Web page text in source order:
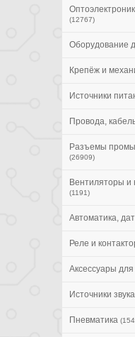
(12767)
Оборудование
Крепёж и
Источники
Провода,
Разъемы
(26909)
Вентиляторы и
(1191)
Автоматика,
Реле и
Аксессуары для
Источники звука
Пневматика